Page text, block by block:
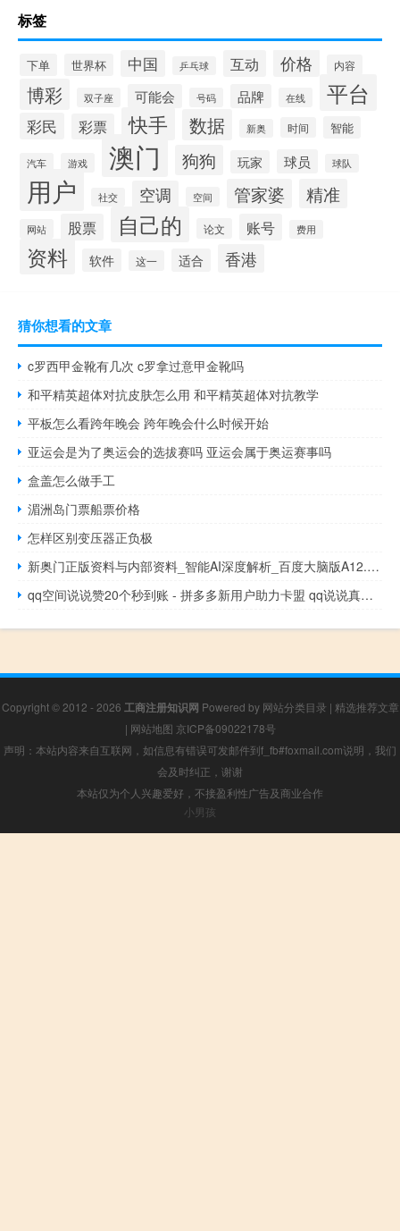
标签
下单 世界杯 中国 乒乓球 互动 价格 内容
博彩 双子座 可能会 号码 品牌 在线 平台
彩民 彩票 快手 数据 新奥 时间 智能
汽车 游戏 澳门 狗狗 玩家 球员 球队
用户 社交 空调 空间 管家婆 精准
网站 股票 自己的 论文 账号 费用
资料 软件 这一 适合 香港
猜你想看的文章
c罗西甲金靴有几次 c罗拿过意甲金靴吗
和平精英超体对抗皮肤怎么用 和平精英超体对抗教学
平板怎么看跨年晚会 跨年晚会什么时候开始
亚运会是为了奥运会的选拔赛吗 亚运会属于奥运赛事吗
盒盖怎么做手工
湄洲岛门票船票价格
怎样区别变压器正负极
新奥门正版资料与内部资料_智能AI深度解析_百度大脑版A12.31.1052
qq空间说说赞20个秒到账 - 拼多多新用户助力卡盟 qq说说真人赞在线自助下单网站
Copyright © 2012 - 2026 工商注册知识网 Powered by 网站分类目录 | 精选推荐文章
| 网站地图 京ICP备09022178号
声明：本站内容来自互联网，如信息有错误可发邮件到f_fb#foxmail.com说明，我们
会及时纠正，谢谢
本站仅为个人兴趣爱好，不接盈利性广告及商业合作
小男孩